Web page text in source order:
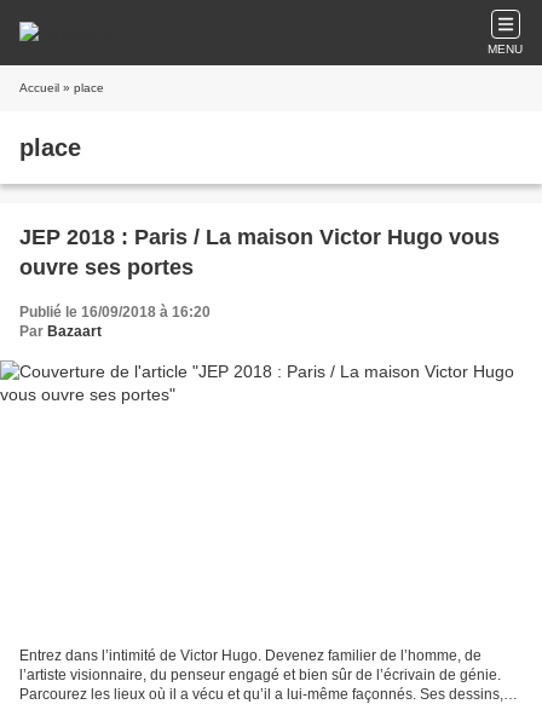
MENU
Accueil » place
place
JEP 2018 : Paris / La maison Victor Hugo vous
ouvre ses portes
Publié le 16/09/2018 à 16:20
Par Bazaart
Entrez dans l’intimité de Victor Hugo. Devenez familier de l’homme, de
l’artiste visionnaire, du penseur engagé et bien sûr de l’écrivain de génie.
Parcourez les lieux où il a vécu et qu’il a lui-même façonnés. Ses dessins,